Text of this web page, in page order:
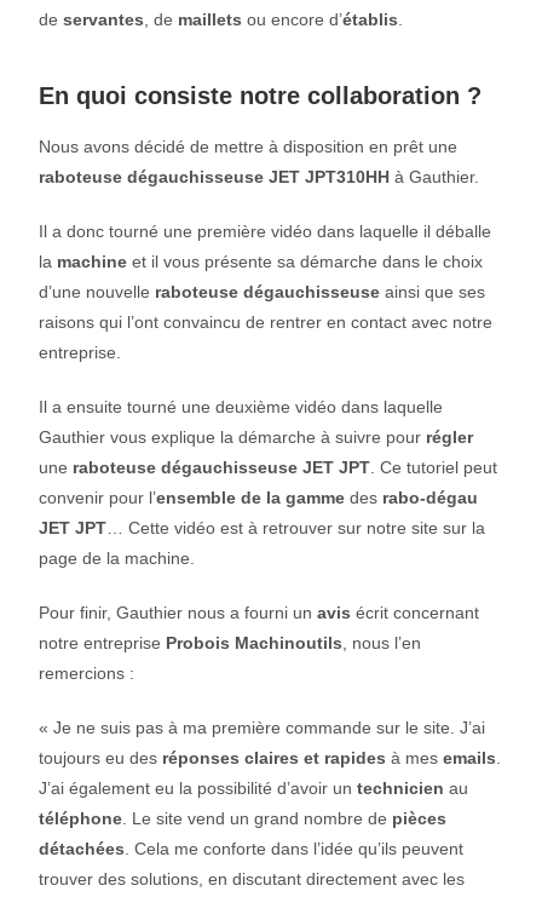
deservantes , de maillets ou encore d’établis
En quoi consiste notre collaboration ?
Nous avons décidé de mettre à disposition en prêt une
raboteuse dégauchisseuse JET JPT310HH à Gauthier.
Il a donc tourné une première vidéo dans laquelle il déballe
la machine et il vous présente sa démarche dans le choix
d’une nouvelle raboteuse dégauchisseuse ainsi que ses
raisons qui l’ont convaincu de rentrer en contact avec notre
entreprise.
Il a ensuite tourné une deuxième vidéo dans laquelle
Gauthier vous explique la démarche à suivre pour régler
une raboteuse dégauchisseuse JET JPT . Ce tutoriel peut
convenir pour l’ensemble de la gamme des rabo-dégau
JET JPT … Cette vidéo est à retrouver sur notre site sur la
page de la machine.
Pour finir, Gauthier nous a fourni unavis écrit concernant
notre entreprise Probois Machinoutils , nous l’en
remercions :
« Je ne suis pas à ma première commande sur le site. J’ai
toujours eu des réponses claires et rapides à mesemails
J’ai également eu la possibilité d’avoir untechnicien au
téléphone . Le site vend un grand nombre de pièces
détachées . Cela me conforte dans l’idée qu’ils peuvent
trouver des solutions, en discutant directement avec les